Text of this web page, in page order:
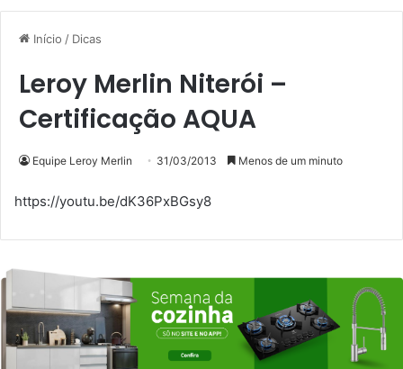
Início / Dicas
Leroy Merlin Niterói –
Certificação AQUA
Equipe Leroy Merlin 31/03/2013 Menos de um minuto
https://youtu.be/dK36PxBGsy8